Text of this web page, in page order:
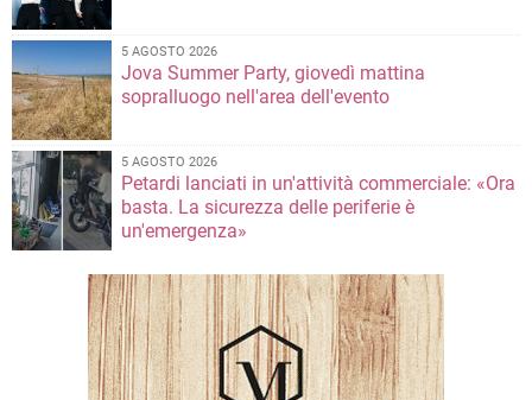
5 AGOSTO 2026
Jova Summer Party, giovedì mattina
sopralluogo nell'area dell'evento
5 AGOSTO 2026
Petardi lanciati in un'attività commerciale: «Ora
basta. La sicurezza delle periferie è
un'emergenza»